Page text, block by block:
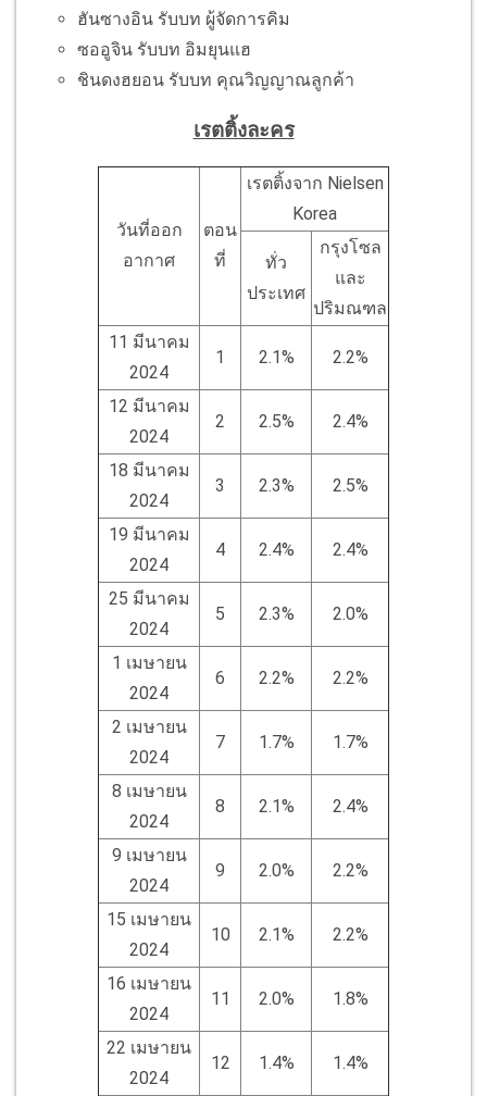
ฮันซางอิน รับบท ผู้จัดการคิม
ซออูจิน รับบท อิมยุนแฮ
ชินดงฮยอน รับบท คุณวิญญาณลูกค้า
เรตติ้งละคร
วันที่ออก
อากาศ
ตอน
ที่
เรตติ้งจาก Nielsen
Korea
ทั่ว
ประเทศ
กรุงโซล
และ
ปริมณฑล
11 มีนาคม
2024
1 2.1% 2.2%
12 มีนาคม
2024
2 2.5% 2.4%
18 มีนาคม
2024
3 2.3% 2.5%
19 มีนาคม
2024
4 2.4% 2.4%
25 มีนาคม
2024
5 2.3% 2.0%
1 เมษายน
2024
6 2.2% 2.2%
2 เมษายน
2024
7 1.7% 1.7%
8 เมษายน
2024
8 2.1% 2.4%
9 เมษายน
2024
9 2.0% 2.2%
15 เมษายน
2024
10 2.1% 2.2%
16 เมษายน
2024
11 2.0% 1.8%
22 เมษายน
2024
12 1.4% 1.4%